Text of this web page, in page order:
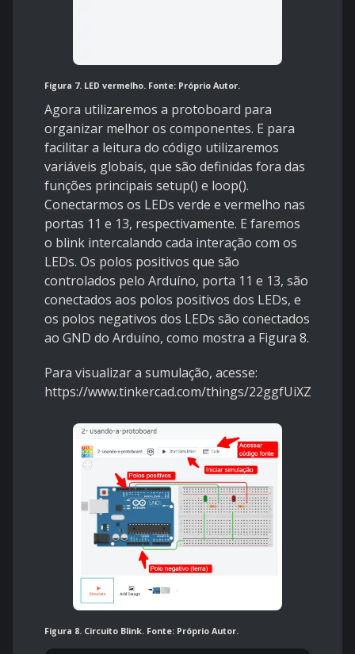
Figura 7. LED vermelho. Fonte: Próprio Autor.
Agora utilizaremos a protoboard para
organizar melhor os componentes. E para
facilitar a leitura do código utilizaremos
variáveis globais, que são definidas fora das
funções principais setup() e loop().
Conectarmos os LEDs verde e vermelho nas
portas 11 e 13, respectivamente. E faremos
o blink intercalando cada interação com os
LEDs. Os polos positivos que são
controlados pelo Arduíno, porta 11 e 13, são
conectados aos polos positivos dos LEDs, e
os polos negativos dos LEDs são conectados
ao GND do Arduíno, como mostra a Figura 8.
Para visualizar a sumulação, acesse:
https://www.tinkercad.com/things/22ggfUiXZwj
Figura 8. Circuito Blink. Fonte: Próprio Autor.